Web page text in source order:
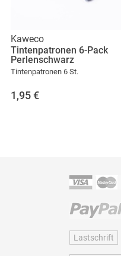
Kaweco
Tintenpatronen 6-Pack
Perlenschwarz
Tintenpatronen 6 St.
1,95 €
Lastschrift